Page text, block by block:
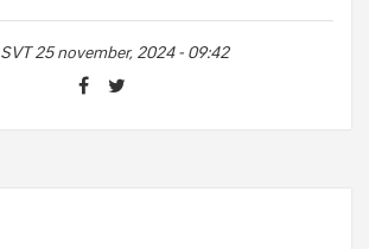
SVT 25 november, 2024 - 09:42